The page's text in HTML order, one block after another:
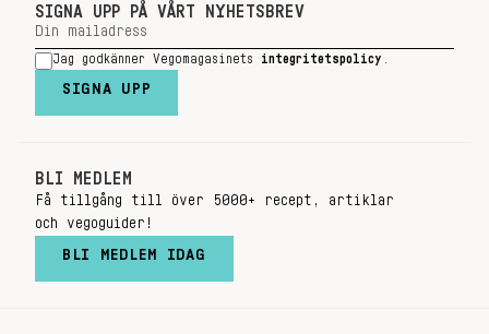
SIGNA UPP PÅ VÅRT NYHETSBREV
Jag godkänner Vegomagasinets integritetspolicy
SIGNA UPP
BLI MEDLEM
Få tillgång till över 5000+ recept, artiklar
och vegoguider!
BLI MEDLEM IDAG